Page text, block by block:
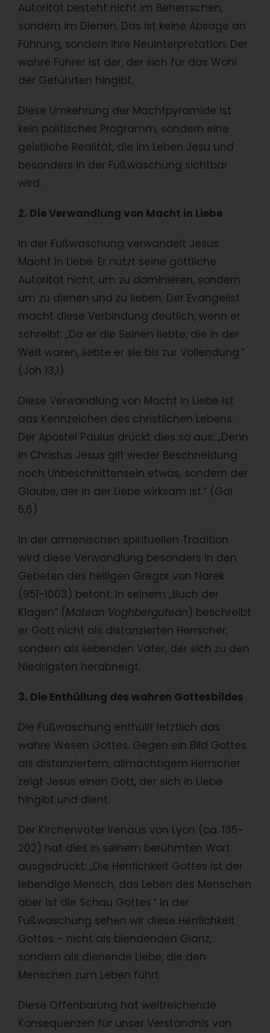
Autorität besteht nicht im Beherrschen,
sondern im Dienen. Das ist keine Absage an
Führung, sondern ihre Neuinterpretation: Der
wahre Führer ist der, der sich für das Wohl
der Geführten hingibt.
Diese Umkehrung der Machtpyramide ist
kein politisches Programm, sondern eine
geistliche Realität, die im Leben Jesu und
besonders in der Fußwaschung sichtbar
wird.
2. Die Verwandlung von Macht in Liebe
In der Fußwaschung verwandelt Jesus
Macht in Liebe. Er nutzt seine göttliche
Autorität nicht, um zu dominieren, sondern
um zu dienen und zu lieben. Der Evangelist
macht diese Verbindung deutlich, wenn er
schreibt: „Da er die Seinen liebte, die in der
Welt waren, liebte er sie bis zur Vollendung.“
(Joh 13,1)
Diese Verwandlung von Macht in Liebe ist
das Kennzeichen des christlichen Lebens.
Der Apostel Paulus drückt dies so aus: „Denn
in Christus Jesus gilt weder Beschneidung
noch Unbeschnittensein etwas, sondern der
Glaube, der in der Liebe wirksam ist.“ (Gal
5,6)
In der armenischen spirituellen Tradition
wird diese Verwandlung besonders in den
Gebeten des heiligen Gregor von Narek
(951-1003) betont. In seinem „Buch der
Klagen“ (Matean Voghbergutean) beschreibt
er Gott nicht als distanzierten Herrscher,
sondern als liebenden Vater, der sich zu den
Niedrigsten herabneigt.
3. Die Enthüllung des wahren Gottesbildes
Die Fußwaschung enthüllt letztlich das
wahre Wesen Gottes. Gegen ein Bild Gottes
als distanziertem, allmächtigem Herrscher
zeigt Jesus einen Gott, der sich in Liebe
hingibt und dient.
Der Kirchenvater Irenäus von Lyon (ca. 135-
202) hat dies in seinem berühmten Wort
ausgedrückt: „Die Herrlichkeit Gottes ist der
lebendige Mensch, das Leben des Menschen
aber ist die Schau Gottes.“ In der
Fußwaschung sehen wir diese Herrlichkeit
Gottes – nicht als blendenden Glanz,
sondern als dienende Liebe, die den
Menschen zum Leben führt.
Diese Offenbarung hat weitreichende
Konsequenzen für unser Verständnis von